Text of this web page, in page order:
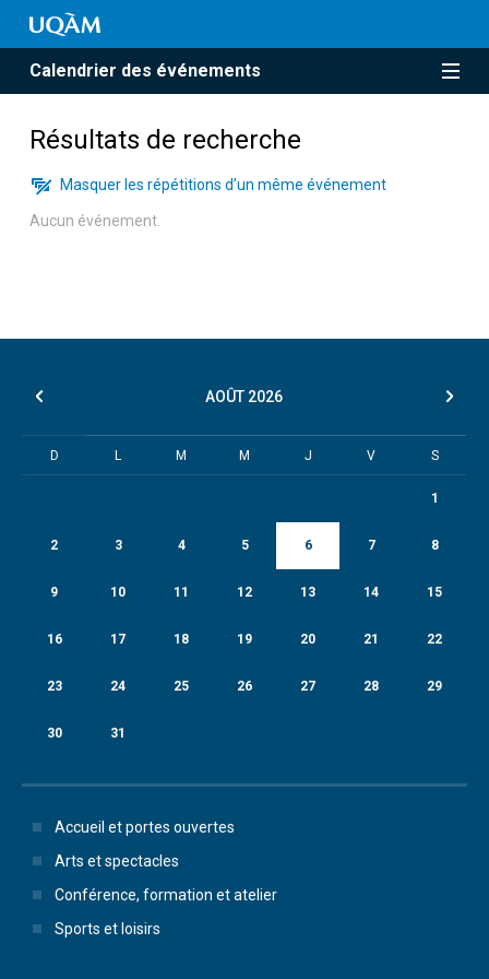
Calendrier des événements
Résultats de recherche
Masquer les répétitions d’un même événement
Aucun événement.
AOÛT 2026
D L M M J V S
1
2 3 4 5 6 7 8
9 10 11 12 13 14 15
16 17 18 19 20 21 22
23 24 25 26 27 28 29
30 31
Accueil et portes ouvertes
Arts et spectacles
Conférence, formation et atelier
Sports et loisirs